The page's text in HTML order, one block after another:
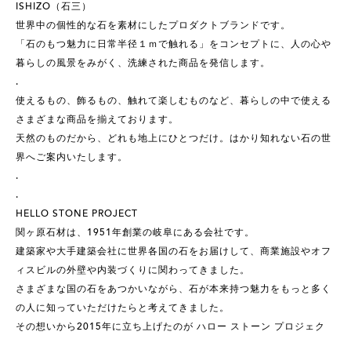
ISHIZO（石三）
世界中の個性的な石を素材にしたプロダクトブランドです。
「石のもつ魅力に日常半径１ｍで触れる」をコンセプトに、人の心や
暮らしの風景をみがく、洗練された商品を発信します。
.
使えるもの、飾るもの、触れて楽しむものなど、暮らしの中で使える
さまざまな商品を揃えております。
天然のものだから、どれも地上にひとつだけ。はかり知れない石の世
界へご案内いたします。
.
.
HELLO STONE PROJECT
関ヶ原石材は、1951年創業の岐阜にある会社です。
建築家や大手建築会社に世界各国の石をお届けして、商業施設やオフ
ィスビルの外壁や内装づくりに関わってきました。
さまざまな国の石をあつかいながら、石が本来持つ魅力をもっと多く
の人に知っていただけたらと考えてきました。
その想いから2015年に立ち上げたのが ハロー ストーン プロジェク